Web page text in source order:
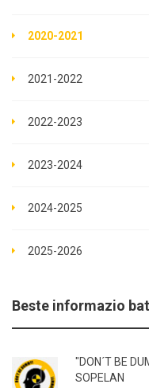
2020-2021
2021-2022
2022-2023
2023-2024
2024-2025
2025-2026
Beste informazio
"DON´T BE
SOPELAN